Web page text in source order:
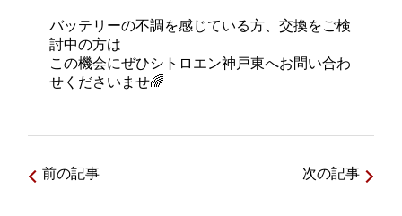
バッテリーの不調を感じている方、交換をご検
討中の方は
この機会にぜひシトロエン神戸東へお問い合わ
せくださいませ🌈
前の記事 次の記事